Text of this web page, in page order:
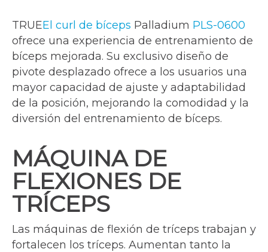
TRUEEl curl de bíceps Palladium PLS-0600
ofrece una experiencia de entrenamiento de
bíceps mejorada. Su exclusivo diseño de
pivote desplazado ofrece a los usuarios una
mayor capacidad de ajuste y adaptabilidad
de la posición, mejorando la comodidad y la
diversión del entrenamiento de bíceps.
MÁQUINA DE
FLEXIONES DE
TRÍCEPS
Las máquinas de flexión de tríceps trabajan y
fortalecen los tríceps. Aumentan tanto la